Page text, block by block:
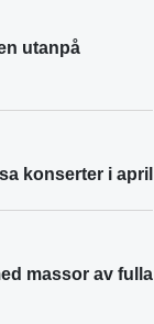
utanpå
konserter i april
massor av fulla